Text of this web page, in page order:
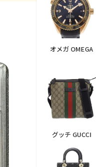
オメガ OMEGA
グッチ GUCCI